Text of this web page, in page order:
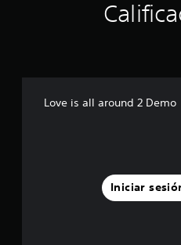
Love is all around 2 Demo
Iniciar